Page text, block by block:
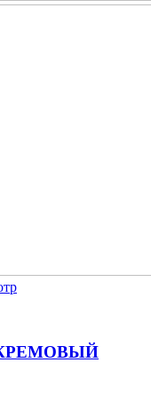
КРЕМОВЫЙ